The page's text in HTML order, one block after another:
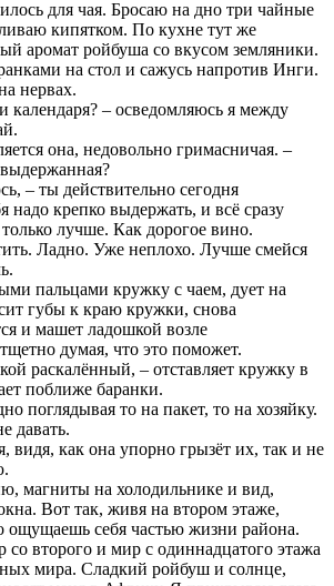
для чая. Бросаю на дно три чайные
кипятком. По кухне тут же
аромат ройбуша со вкусом земляники.
на стол и сажусь напротив Инги.
нервах.
календаря? – осведомляюсь я между
она, недовольно гримасничая. –
– ты действительно сегодня
надо крепко выдержать, и всё сразу
лучше. Как дорогое вино.
Ладно. Уже неплохо. Лучше смейся
пальцами кружку с чаем, дует на
губы к краю кружки, снова
и машет ладошкой возле
думая, что это поможет.
раскалённый, – отставляет кружку в
поближе баранки.
поглядывая то на пакет, то на хозяйку.
давать.
видя, как она упорно грызёт их, так и не
магниты на холодильнике и вид,
Вот так, живя на втором этаже,
ощущаешь себя частью жизни района.
второго и мир с одиннадцатого этажа
мира. Сладкий ройбуш и солнце,